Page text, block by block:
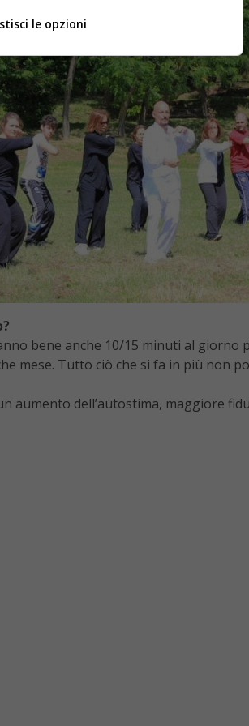
bene anche 10/15 minuti al
Tutto ciò che si fa in più non
aumento dell’autostima, maggiore
le opzioni